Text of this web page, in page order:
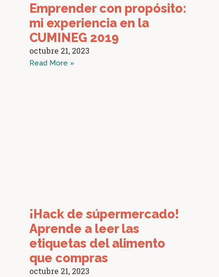
Emprender con propósito:
mi experiencia en la
CUMINEG 2019
octubre 21, 2023
Read More »
¡Hack de súpermercado!
Aprende a leer las
etiquetas del alimento
que compras
octubre 21, 2023